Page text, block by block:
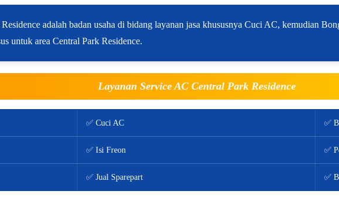
adalah badan usaha di bidang layanan jasa khususnya Cuci AC, kemudian
untuk area Central Park Residence.
Layanan Service AC Central Park Residence
✅ Cuci AC ✅
✅ Isi Freon ✅
✅ Jual Sparepart ✅